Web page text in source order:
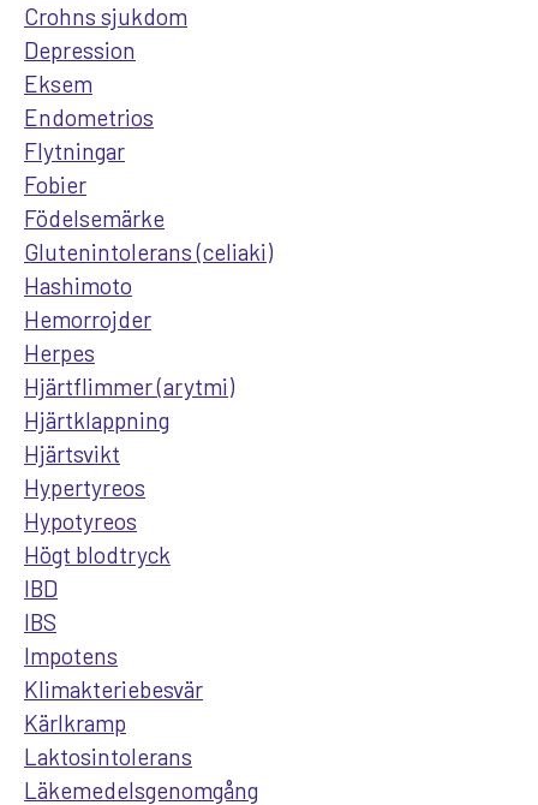
Crohns sjukdom
Depression
Eksem
Endometrios
Flytningar
Fobier
Födelsemärke
Glutenintolerans (celiaki)
Hashimoto
Hemorrojder
Herpes
Hjärtflimmer (arytmi)
Hjärtklappning
Hjärtsvikt
Hypertyreos
Hypotyreos
Högt blodtryck
IBD
IBS
Impotens
Klimakteriebesvär
Kärlkramp
Laktosintolerans
Läkemedelsgenomgång